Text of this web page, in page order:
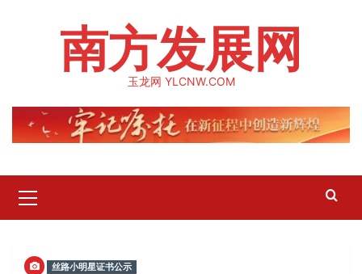
南方发展网
玉龙网 YLCNW.COM
Menu
丝路小明星证书公示